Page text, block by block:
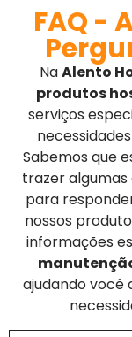
FAQ -
NaAlento
produtos
serviços
Sabemos que
trazer algumas
para
nossos
informações
ajudando você